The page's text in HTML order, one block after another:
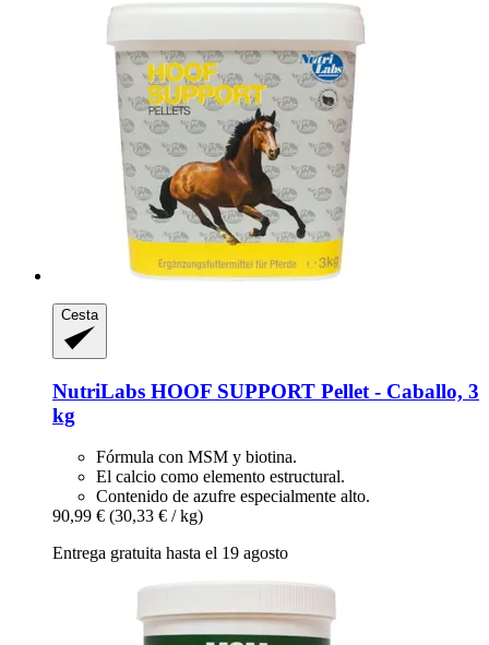
Cesta
NutriLabs HOOF SUPPORT Pellet -​ Caballo, 3
kg
Fórmula con MSM y biotina.
El calcio como elemento estructural.
Contenido de azufre especialmente alto.
90,99 € (30,33 € / kg)
Entrega gratuita hasta el 19 agosto